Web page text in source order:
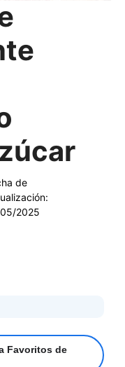
de
2025
Favoritos de